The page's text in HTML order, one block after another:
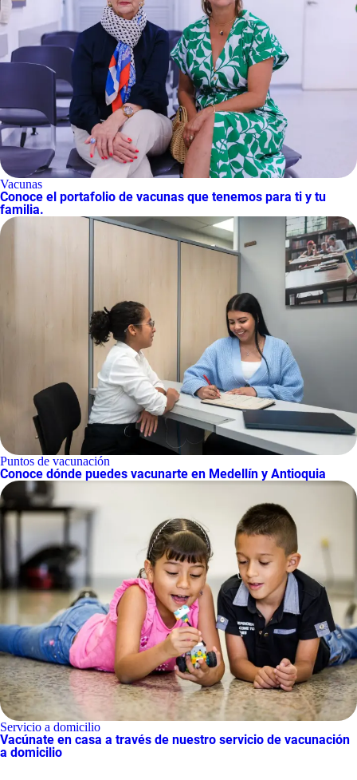
Vacunas
Conoce el portafolio de vacunas que tenemos para ti y tu
familia.
Puntos de vacunación
Conoce dónde puedes vacunarte en Medellín y Antioquia
Servicio a domicilio
Vacúnate en casa a través de nuestro servicio de vacunación
a domicilio